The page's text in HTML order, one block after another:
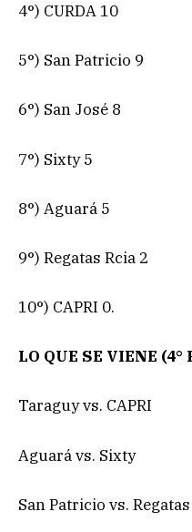
4°) CURDA 10
5°) San Patricio 9
6°) San José 8
7°) Sixty 5
8°) Aguará 5
9°) Regatas Rcia 2
10°) CAPRI 0.
LO QUE SE VIENE
Taraguy vs. CAPRI
Aguará vs. Sixty
San Patricio vs. Regatas